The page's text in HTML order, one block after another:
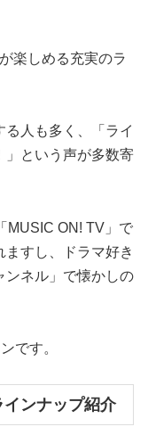
楽しめる充実のラ
人も多く、「ライ
」という声が多数寄
MUSIC ON! TV」で
すし、ドラマ好き
ンネル」で懐かしの
です。
ンナップ紹介